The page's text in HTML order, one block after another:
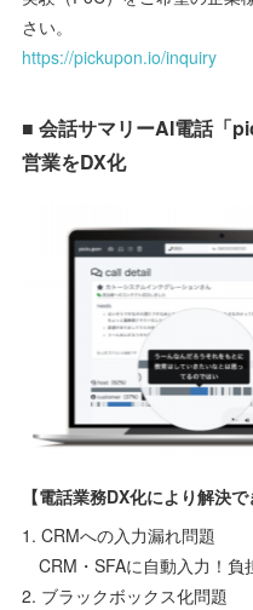
さい。
https://pickupon.io/inquiry
■ 会話サマリーAI電話「
営業をDX化
【電話業務DX化により解決で
1. CRMへの入力漏れ問題
CRM・SFAに自動入力！負
2. ブラックボックス化問題